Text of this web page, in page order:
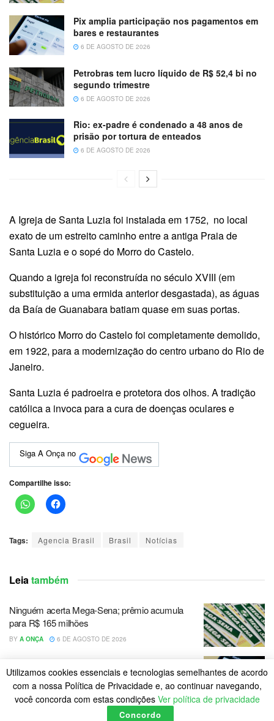
Pix amplia participação nos pagamentos em
bares e restaurantes
6 DE AGOSTO DE 2026
Petrobras tem lucro líquido de R$ 52,4 bi no
segundo trimestre
6 DE AGOSTO DE 2026
Rio: ex-padre é condenado a 48 anos de
prisão por tortura de enteados
6 DE AGOSTO DE 2026
A Igreja de Santa Luzia foi instalada em 1752, no local
exato de um estreito caminho entre a antiga Praia de
Santa Luzia e o sopé do Morro do Castelo.
Quando a igreja foi reconstruída no século XVIII (em
substituição a uma ermida anterior desgastada), as águas
da Baía de Guanabara batiam quase em suas portas.
O histórico Morro do Castelo foi completamente demolido,
em 1922, para a modernização do centro urbano do Rio de
Janeiro.
Santa Luzia é padroeira e protetora dos olhos. A tradição
católica a invoca para a cura de doenças oculares e
cegueira.
Siga A Onça no
Compartilhe isso:
Tags: Agencia Brasil Brasil Notícias
Leiatambém
Ninguém acerta Mega-Sena; prêmio acumula
para R$ 165 milhões
BY A ONÇA 6 DE AGOSTO DE 2026
bares e restaurantes
BY A ONÇA 6 DE AGOSTO DE 2026
Petrobras tem lucro líquido de R$ 52,4 bi no
Utilizamos cookies essenciais e tecnologias semelhantes de acordo
com a nossa Política de Privacidade e, ao continuar navegando,
você concorda com estas condições Ver política de privacidade
Concordo